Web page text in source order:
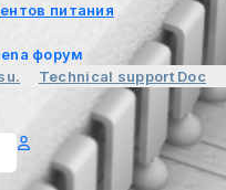
питания
форум
Technical support Doc